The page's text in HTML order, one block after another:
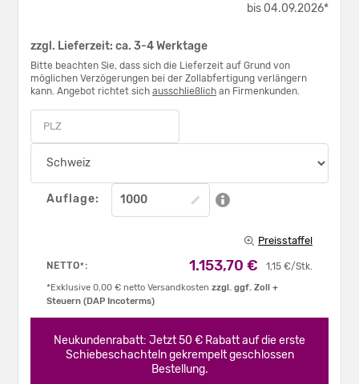
bis 04.09.2026*
zzgl. Lieferzeit: ca. 3-4 Werktage
Bitte beachten Sie, dass sich die Lieferzeit auf Grund von
möglichen Verzögerungen bei der Zollabfertigung verlängern
kann. Angebot richtet sich ausschließlich an Firmenkunden.
Auflage:
Preisstaffel
NETTO*: 1,15 €/Stk.
1.153,70 €
*Exklusive 0,00 € netto Versandkosten zzgl. ggf. Zoll +
Steuern (DAP Incoterms)
Neukundenrabatt: Jetzt 50 € Rabatt auf die erste
Schiebeschachteln gekrempelt geschlossen
Bestellung.